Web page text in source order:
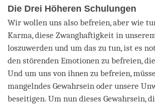
Die Drei Höheren Schulungen
Wir wollen uns also befreien, aber wie
Karma, diese Zwanghaftigkeit in
loszuwerden und um das zu tun, ist es
den störenden Emotionen zu befreien,
Und um uns von ihnen zu befreien,
mangelndes Gewahrsein oder unsere
beseitigen. Um nun dieses Gewahrsein,